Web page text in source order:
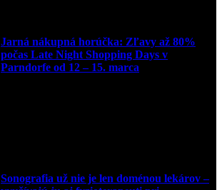
Jarná nákupná horúčka: Zľavy až 80%
počas Late Night Shopping Days v
Parndorfe od 12 – 15. marca
Sonografia už nie je len doménou lekárov –